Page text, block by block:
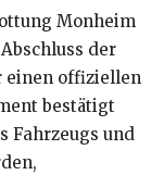
Monheim
der
einen offiziellen
bestätigt
Fahrzeugs und